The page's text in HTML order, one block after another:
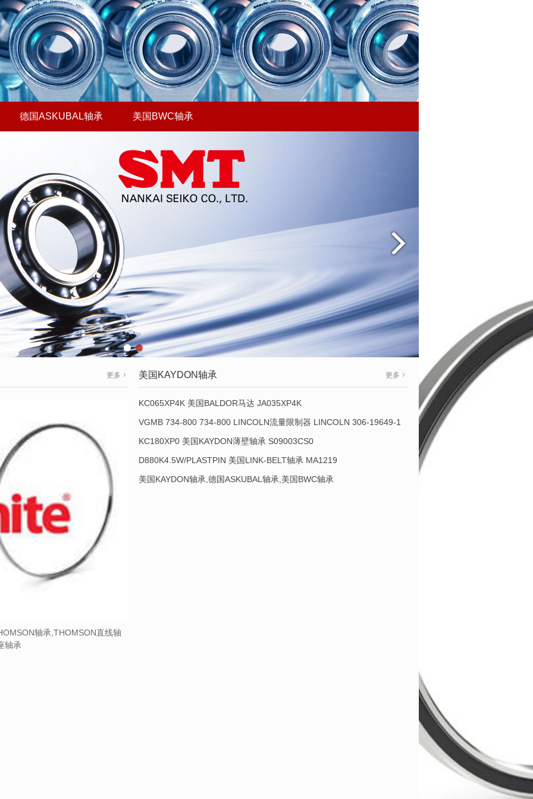
德国ASKUBAL轴承 美国BWC轴承
更多
轴承,THOMSON直线轴
轴承
美国KAYDON轴承 更多
KC065XP4K 美国BALDOR马达 JA035XP4K
VGMB 734-800 734-800 LINCOLN流量限制器 LINCOLN 306-19649-1
KC180XP0 美国KAYDON薄壁轴承 S09003CS0
D880K4.5W/PLASTPIN 美国LINK-BELT轴承 MA1219
美国KAYDON轴承,德国ASKUBAL轴承,美国BWC轴承